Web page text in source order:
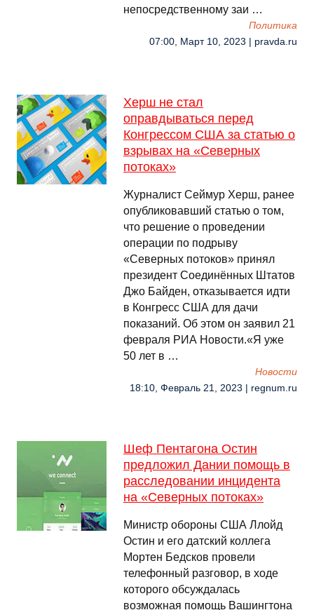
непосредственному заи …
Политика
07:00, Март 10, 2023 | pravda.ru
Херш не стал
оправдываться перед
Конгрессом США за статью о
взрывах на «Северных
потоках»
Журналист Сеймур Херш, ранее
опубликовавший статью о том,
что решение о проведении
операции по подрыву
«Северных потоков» принял
президент Соединённых Штатов
Джо Байден, отказывается идти
в Конгресс США для дачи
показаний. Об этом он заявил 21
февраля РИА Новости.«Я уже
50 лет в …
Новости
18:10, Февраль 21, 2023 | regnum.ru
Шеф Пентагона Остин
предложил Дании помощь в
расследовании инцидента
на «Северных потоках»
Министр обороны США Ллойд
Остин и его датский коллега
Мортен Бедсков провели
телефонный разговор, в ходе
которого обсуждалась
возможная помощь Вашингтона